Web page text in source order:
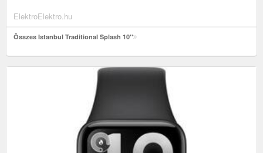
ElektroElektro.hu
Összes Istanbul Traditional Splash 10''